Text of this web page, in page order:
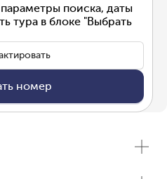
поиска, даты
тура в блоке "Выбрать
номер